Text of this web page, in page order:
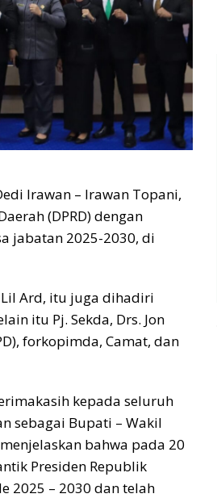
Irawan – Irawan Topani,
(DPRD) dengan
jabatan 2025-2030, di
Ard, itu juga dihadiri
itu Pj. Sekda, Drs. Jon
forkopimda, Camat, dan
kepada seluruh
sebagai Bupati – Wakil
bahwa pada 20
Presiden Republik
2025 – 2030 dan telah